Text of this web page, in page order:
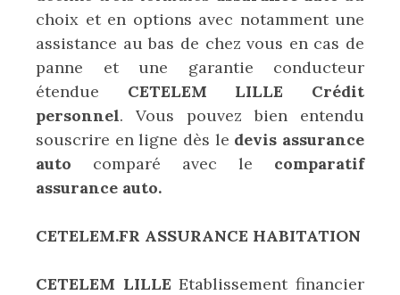
choix et en options avec notamment une
assistance au bas de chez vous en cas de
panne et une garantie conducteur
étendue CETELEM LILLE Crédit
personnel. Vous pouvez bien entendu
souscrire en ligne dès le devis assurance
auto comparé avec le comparatif
assurance auto.
CETELEM.FR ASSURANCE HABITATION
CETELEM LILLEEtablissement financier